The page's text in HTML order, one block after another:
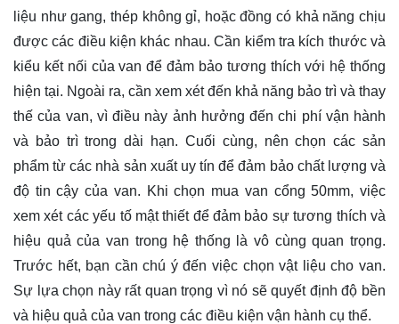
liệu như gang, thép không gỉ, hoặc đồng có khả năng chịu
được các điều kiện khác nhau. Cần kiểm tra kích thước và
kiểu kết nối của van để đảm bảo tương thích với hệ thống
hiện tại. Ngoài ra, cần xem xét đến khả năng bảo trì và thay
thế của van, vì điều này ảnh hưởng đến chi phí vận hành
và bảo trì trong dài hạn. Cuối cùng, nên chọn các sản
phẩm từ các nhà sản xuất uy tín để đảm bảo chất lượng và
độ tin cậy của van. Khi chọn mua van cổng 50mm, việc
xem xét các yếu tố mật thiết để đảm bảo sự tương thích và
hiệu quả của van trong hệ thống là vô cùng quan trọng.
Trước hết, bạn cần chú ý đến việc chọn vật liệu cho van.
Sự lựa chọn này rất quan trọng vì nó sẽ quyết định độ bền
và hiệu quả của van trong các điều kiện vận hành cụ thể.